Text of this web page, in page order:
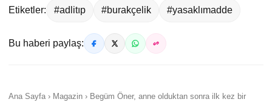
Etiketler: #adlitıp #burakçelik #yasaklımadde
Bu haberi paylaş:
Ana Sayfa › Magazin › Begüm Öner, anne olduktan sonra ilk kez bir